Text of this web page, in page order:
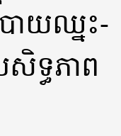
ាយឈ្នះ-
ទ្ធភាព